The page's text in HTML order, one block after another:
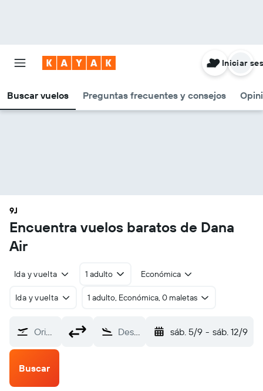
Buscar vuelos Preguntas frecuentes y consejos
Iniciar
9J
Encuentra vuelos baratos de Dana
Air
Ida y vuelta 1 adulto Económica
Ida y vuelta 1 adulto, Económica, 0 maletas
Origen Destino sáb. 5/9 - sáb. 12/9
Buscar